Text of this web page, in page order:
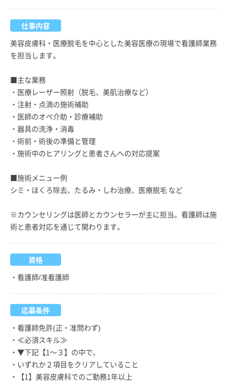
仕事内容
美容皮膚科・医療脱毛を中心とした美容医療の現場で看護師業務
を担当します。
■主な業務
・医療レーザー照射（脱毛、美肌治療など）
・注射・点滴の施術補助
・医師のオペ介助・診療補助
・器具の洗浄・消毒
・術前・術後の準備と管理
・施術中のヒアリングと患者さんへの対応提案
■施術メニュー例
シミ・ほくろ除去、たるみ・しわ治療、医療脱毛 など
※カウンセリングは医師とカウンセラーが主に担当。看護師は施
術と患者対応を通じて関わります。
資格
・看護師/准看護師
応募条件
・看護師免許(正・准問わず)
・≪必須スキル≫
・▼下記【1～３】の中で、
・いずれか２項目をクリアしていること
・【1】美容皮膚科でのご勤務1年以上